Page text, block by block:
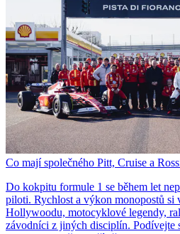
Co mají společného Pitt, Cruise a
Do kokpitu formule 1 se během let
piloti. Rychlost a výkon monopostů si
Hollywoodu, motocyklové legendy,
závodníci z jiných disciplín. Podívejte